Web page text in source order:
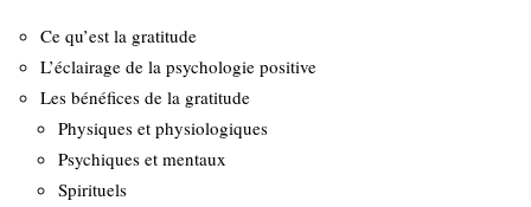
Ce qu’est la gratitude
L’éclairage de la psychologie positive
Les bénéfices de la gratitude
Physiques et physiologiques
Psychiques et mentaux
Spirituels